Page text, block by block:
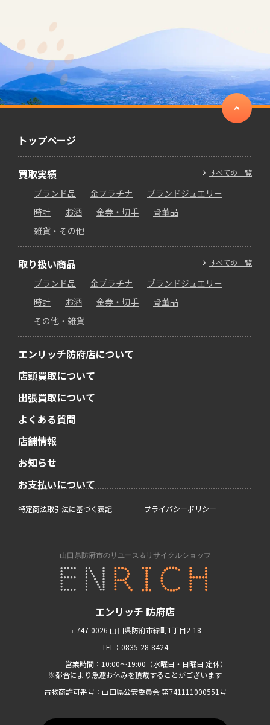
エンリッチ 防府店
〒747-0026 山口県防府市緑町1丁目2-18
TEL：0835-28-8424
営業時間：10:00〜19:00（水曜日・日曜日 定休）
※都合により急遽お休みを頂戴することがございます
古物商許可番号：山口県公安委員会 第741111000551号
トップページ
すべての一覧
買取実績
ブランド品 金プラチナ
ブランドジュエリー
時計
お酒 金券・切手
骨董品
雑貨・その他
すべての一覧
取り扱い商品
ブランド品 金プラチナ
ブランドジュエリー
時計
お酒 金券・切手
骨董品
その他・雑貨
エンリッチ防府店について
店頭買取について
出張買取について
よくある質問
店舗情報
お知らせ
お支払いについて
特定商法取引法に基づく表記 プライバシーポリシー